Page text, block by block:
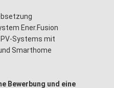
Ener.Fusion
Systems mit
Smarthome
Bewerbung und eine